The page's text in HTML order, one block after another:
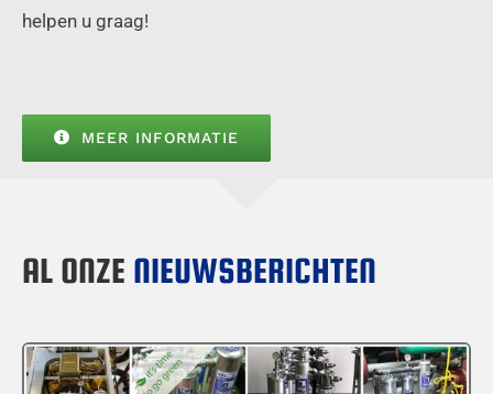
helpen u graag!
MEER INFORMATIE
AL ONZE NIEUWSBERICHTEN